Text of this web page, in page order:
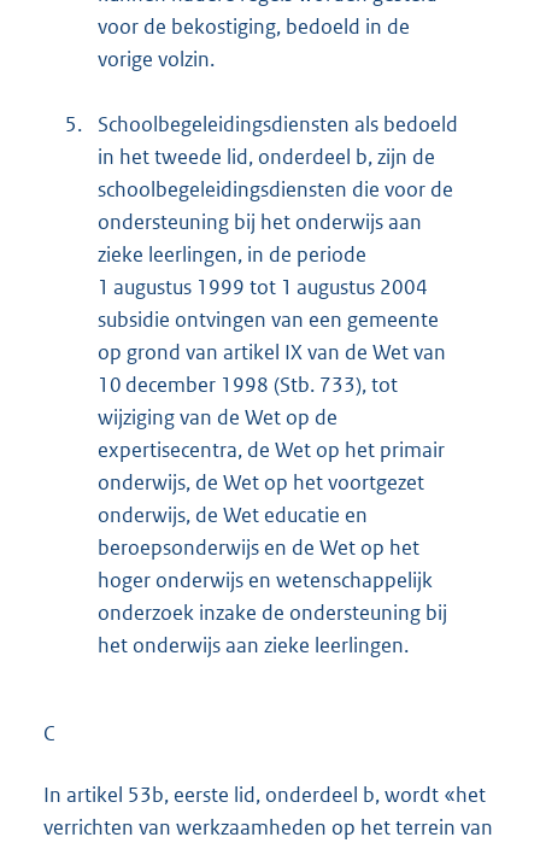
voor de bekostiging, bedoeld in de
vorige volzin.
5.
Schoolbegeleidingsdiensten als bedoeld
in het tweede lid, onderdeel b, zijn de
schoolbegeleidingsdiensten die voor de
ondersteuning bij het onderwijs aan
zieke leerlingen, in de periode
1 augustus 1999 tot 1 augustus 2004
subsidie ontvingen van een gemeente
op grond van artikel IX van de Wet van
10 december 1998 (Stb. 733), tot
wijziging van de Wet op de
expertisecentra, de Wet op het primair
onderwijs, de Wet op het voortgezet
onderwijs, de Wet educatie en
beroepsonderwijs en de Wet op het
hoger onderwijs en wetenschappelijk
onderzoek inzake de ondersteuning bij
het onderwijs aan zieke leerlingen.
C
In artikel 53b, eerste lid, onderdeel b, wordt «het
verrichten van werkzaamheden op het terrein van